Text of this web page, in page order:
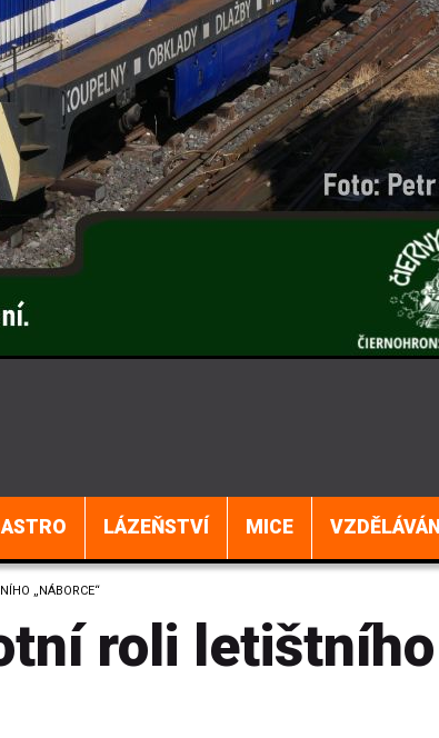
LÁZEŇSTVÍ MICE VZDĚLÁVÁNÍ
„NÁBORCE“
roli letištního